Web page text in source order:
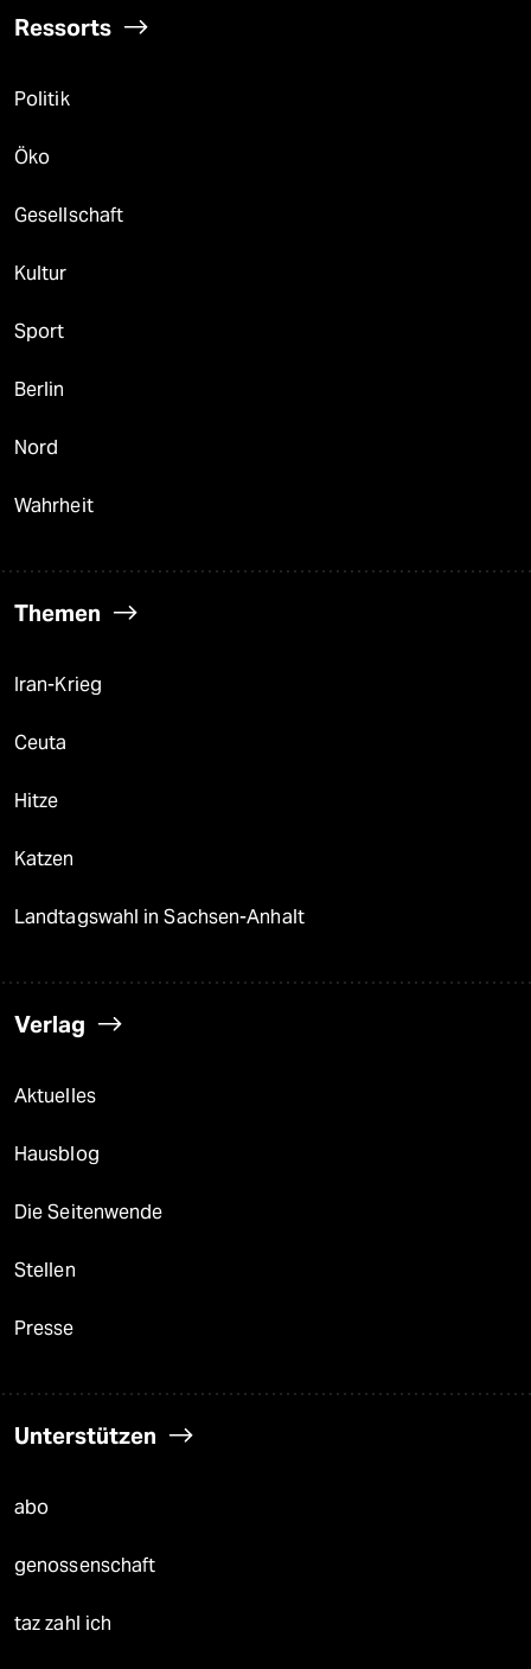
Ressorts
Politik
Öko
Gesellschaft
Kultur
Sport
Berlin
Nord
Wahrheit
Themen
Iran-Krieg
Ceuta
Hitze
Katzen
Landtagswahl in Sachsen-Anhalt
Verlag
Aktuelles
Hausblog
Die Seitenwende
Stellen
Presse
Unterstützen
abo
genossenschaft
taz zahl ich